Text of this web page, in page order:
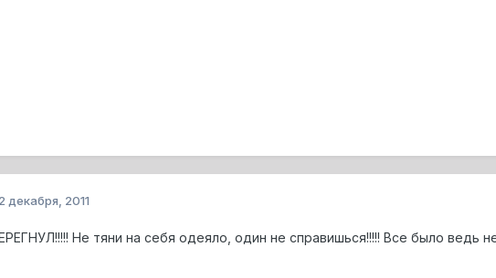
декабря, 2011
Не тяни на себя одеяло, один не справишься!!!!! Все было ведь